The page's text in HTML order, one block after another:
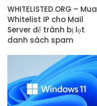
WHITELISTED.ORG – Mua
Whitelist IP cho Mail
Server để tránh bị lọt
danh sách spam